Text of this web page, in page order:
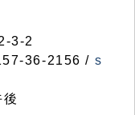
3-2
36-2156 / s